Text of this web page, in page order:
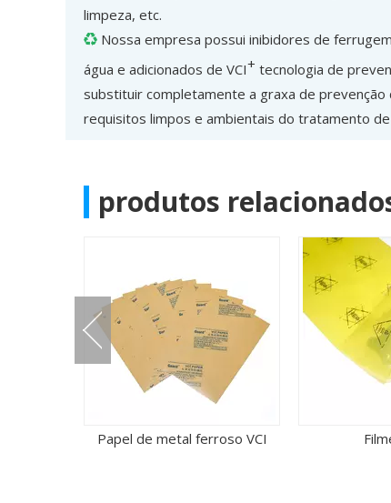
limpeza, etc.
 Nossa empresa possui inibidores de
água e adicionados de VCI+ tecnologia de
substituir completamente a graxa de
requisitos limpos e ambientais do tratamento
produtos
Filme VCI+ Filme de